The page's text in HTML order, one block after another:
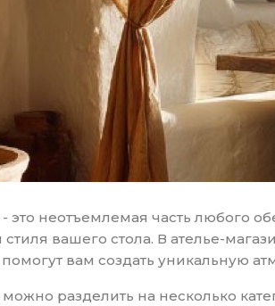
неотъемлемая часть любого
вашего стола. В ателье-
вам создать уникальную
разделить на несколько